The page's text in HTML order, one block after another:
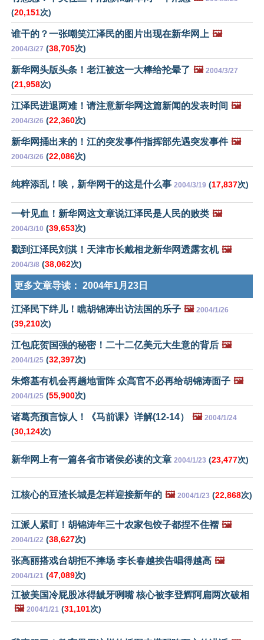
(20,151次)
谁干的？一张嘲笑江泽民的图片出现在新华网上 🖼️
2004/3/27 (38,705次)
新华网头版头条！老江被这一大棒给抡晕了 🖼️ 2004/3/27
(21,958次)
江泽民进退两难！请注意新华网这篇新闻的发表时间 🖼️
2004/3/26 (22,360次)
新华网捅出来的！江的突发事件指挥部先遇突发事件 🖼️
2004/3/26 (22,086次)
纯粹添乱！唉，新华网干的这是什么事 2004/3/19 (17,837次)
一针见血！新华网这文章说江泽民是人民的败类 🖼️
2004/3/10 (39,653次)
戳到江泽民刘淇！天津市长戴相龙新华网透露玄机 🖼️
2004/3/8 (38,062次)
更多文章导读： 2004年1月23日
江泽民下绊儿！瞧胡锦涛出访法国的乐子 🖼️ 2004/1/26
(39,210次)
江包庇贺国强的秘密！二十二亿美元大生意的背后 🖼️
2004/1/25 (32,397次)
朱熔基有机会再趟地雷阵 众高官不必再给胡锦涛面子 🖼️
2004/1/25 (55,900次)
诸葛亮预言惊人！《马前课》详解(12-14） 🖼️ 2004/1/24
(30,124次)
新华网上有一篇各省市诸侯必读的文章 2004/1/23 (23,477次)
江核心的豆渣长城是怎样迎接新年的 🖼️ 2004/1/23 (22,868次)
江派人紧盯！胡锦涛年三十农家包饺子都捏不住褶 🖼️
2004/1/22 (38,627次)
张高丽搭戏台胡拒不捧场 李长春越挨告唱得越高 🖼️
2004/1/21 (47,089次)
江被美国冷屁股冰得龇牙咧嘴 核心被李登辉阿扁两次破相
🖼️ 2004/1/21 (31,101次)